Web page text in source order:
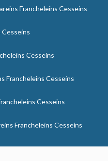
Francheleins Cesseins
Cesseins
Francheleins Cesseins
Cesseins
Francheleins Cesseins